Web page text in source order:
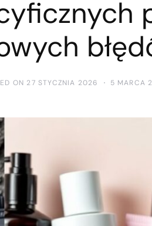
ON 27 STYCZNIA 2026 5 MARCA